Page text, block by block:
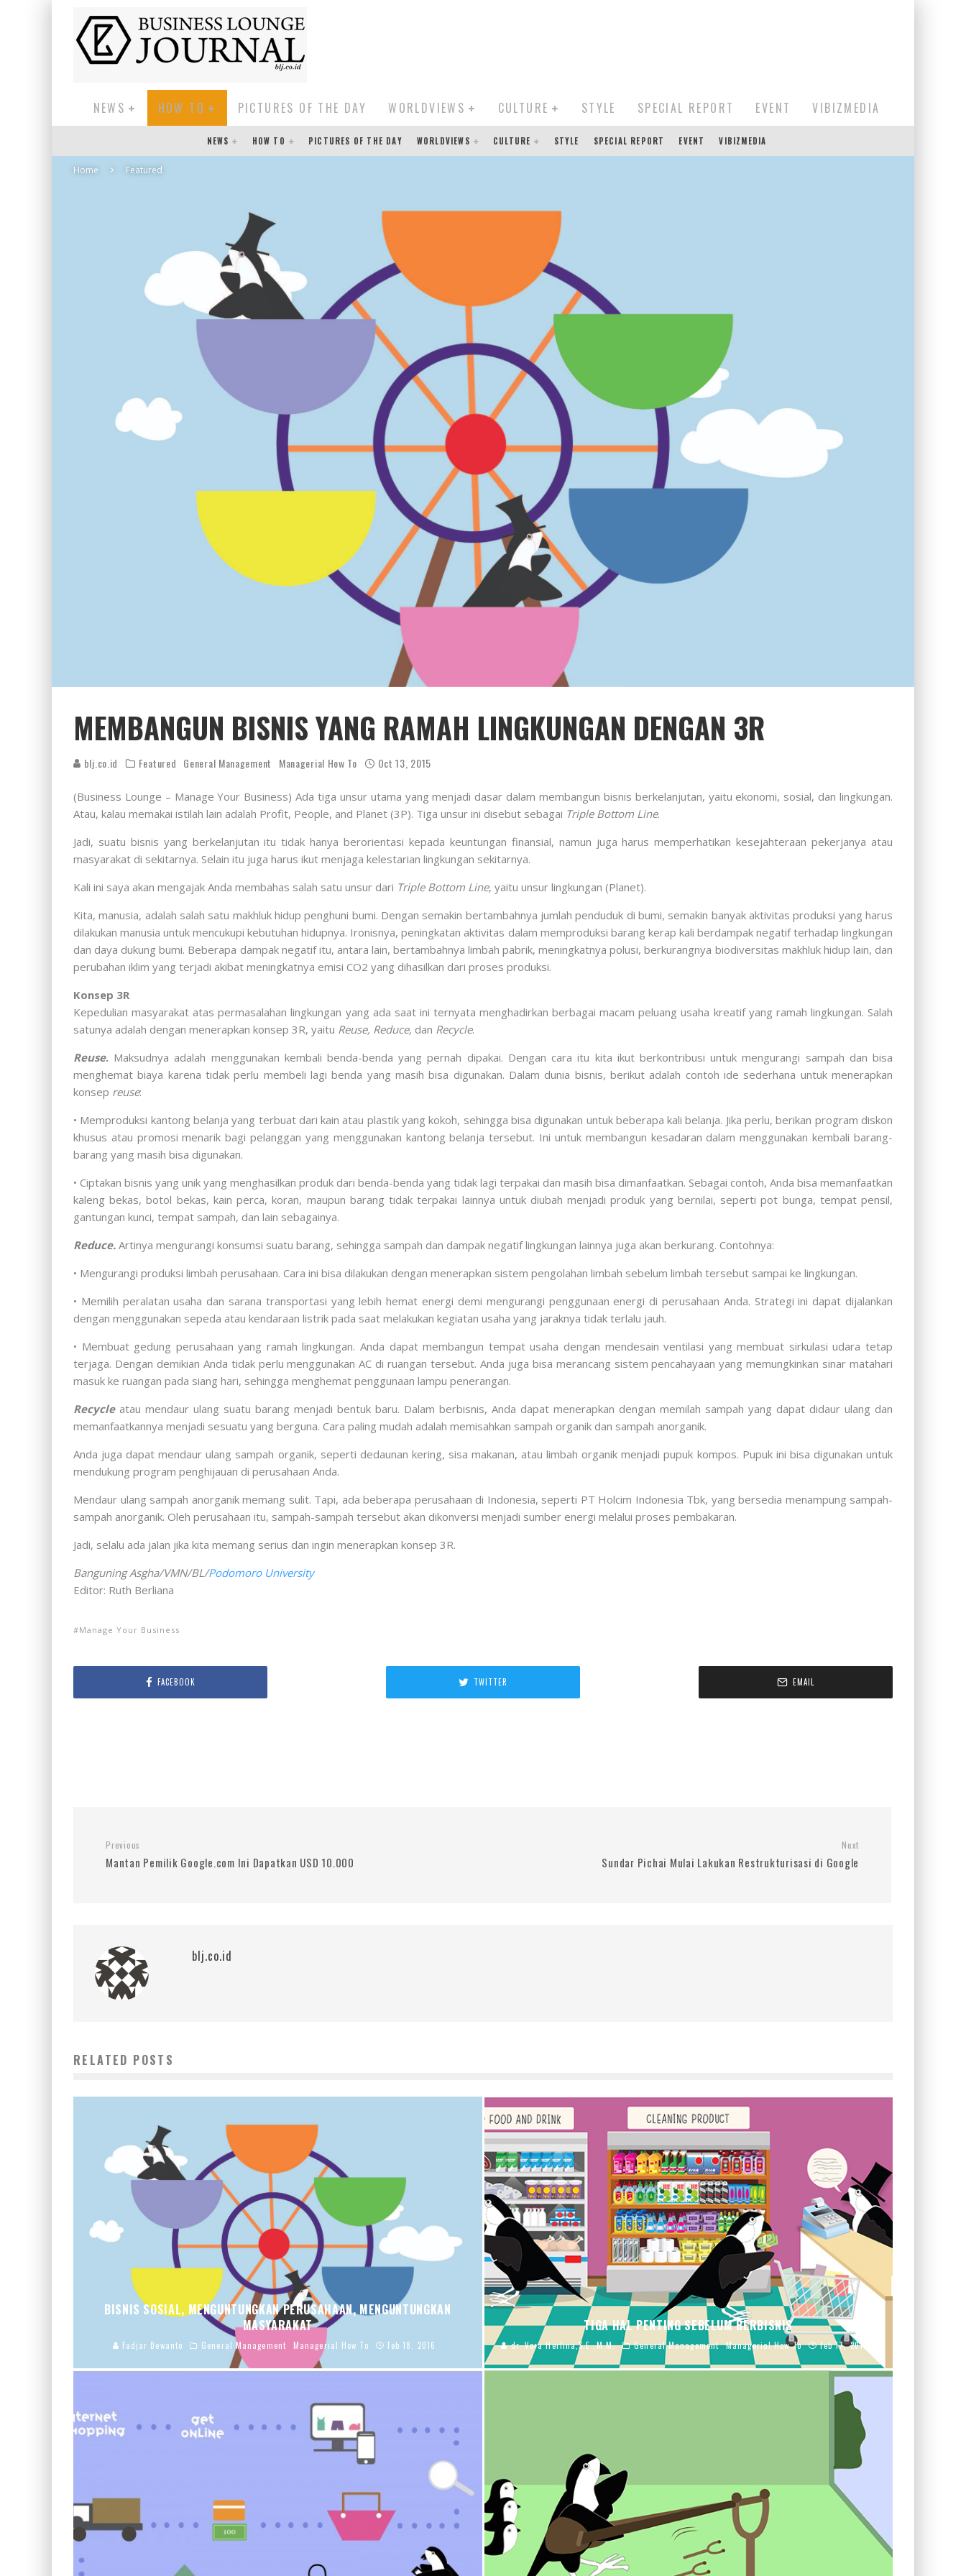
NEWS HOW TO PICTURES OF THE DAY WORLDVIEWS CULTURE STYLE SPECIAL REPORT EVENT VIBIZMEDIA
NEWS HOW TO PICTURES OF THE DAY WORLDVIEWS CULTURE STYLE SPECIAL REPORT EVENT VIBIZMEDIA
Home Featured
MEMBANGUN BISNIS YANG RAMAH LINGKUNGAN DENGAN 3R
blj.co.id Featured General Management Managerial How To Oct 13, 2015
(Business Lounge – Manage Your Business) Ada tiga unsur utama yang menjadi dasar dalam membangun bisnis berkelanjutan, yaitu ekonomi, sosial, dan lingkungan.
Atau, kalau memakai istilah lain adalah Profit, People, and Planet (3P). Tiga unsur ini disebut sebagai Triple Bottom Line.
Jadi, suatu bisnis yang berkelanjutan itu tidak hanya berorientasi kepada keuntungan finansial, namun juga harus memperhatikan kesejahteraan pekerjanya atau
masyarakat di sekitarnya. Selain itu juga harus ikut menjaga kelestarian lingkungan sekitarnya.
Kali ini saya akan mengajak Anda membahas salah satu unsur dari Triple Bottom Line, yaitu unsur lingkungan (Planet).
Kita, manusia, adalah salah satu makhluk hidup penghuni bumi. Dengan semakin bertambahnya jumlah penduduk di bumi, semakin banyak aktivitas produksi yang harus
dilakukan manusia untuk mencukupi kebutuhan hidupnya. Ironisnya, peningkatan aktivitas dalam memproduksi barang kerap kali berdampak negatif terhadap lingkungan
dan daya dukung bumi. Beberapa dampak negatif itu, antara lain, bertambahnya limbah pabrik, meningkatnya polusi, berkurangnya biodiversitas makhluk hidup lain, dan
perubahan iklim yang terjadi akibat meningkatnya emisi CO2 yang dihasilkan dari proses produksi.
Konsep 3R
Kepedulian masyarakat atas permasalahan lingkungan yang ada saat ini ternyata menghadirkan berbagai macam peluang usaha kreatif yang ramah lingkungan. Salah
satunya adalah dengan menerapkan konsep 3R, yaitu Reuse, Reduce, dan Recycle.
Reuse. Maksudnya adalah menggunakan kembali benda-benda yang pernah dipakai. Dengan cara itu kita ikut berkontribusi untuk mengurangi sampah dan bisa
menghemat biaya karena tidak perlu membeli lagi benda yang masih bisa digunakan. Dalam dunia bisnis, berikut adalah contoh ide sederhana untuk menerapkan
konsep reuse:
• Memproduksi kantong belanja yang terbuat dari kain atau plastik yang kokoh, sehingga bisa digunakan untuk beberapa kali belanja. Jika perlu, berikan program diskon
khusus atau promosi menarik bagi pelanggan yang menggunakan kantong belanja tersebut. Ini untuk membangun kesadaran dalam menggunakan kembali barang-
barang yang masih bisa digunakan.
• Ciptakan bisnis yang unik yang menghasilkan produk dari benda-benda yang tidak lagi terpakai dan masih bisa dimanfaatkan. Sebagai contoh, Anda bisa memanfaatkan
kaleng bekas, botol bekas, kain perca, koran, maupun barang tidak terpakai lainnya untuk diubah menjadi produk yang bernilai, seperti pot bunga, tempat pensil,
gantungan kunci, tempat sampah, dan lain sebagainya.
Reduce. Artinya mengurangi konsumsi suatu barang, sehingga sampah dan dampak negatif lingkungan lainnya juga akan berkurang. Contohnya:
• Mengurangi produksi limbah perusahaan. Cara ini bisa dilakukan dengan menerapkan sistem pengolahan limbah sebelum limbah tersebut sampai ke lingkungan.
• Memilih peralatan usaha dan sarana transportasi yang lebih hemat energi demi mengurangi penggunaan energi di perusahaan Anda. Strategi ini dapat dijalankan
dengan menggunakan sepeda atau kendaraan listrik pada saat melakukan kegiatan usaha yang jaraknya tidak terlalu jauh.
• Membuat gedung perusahaan yang ramah lingkungan. Anda dapat membangun tempat usaha dengan mendesain ventilasi yang membuat sirkulasi udara tetap
terjaga. Dengan demikian Anda tidak perlu menggunakan AC di ruangan tersebut. Anda juga bisa merancang sistem pencahayaan yang memungkinkan sinar matahari
masuk ke ruangan pada siang hari, sehingga menghemat penggunaan lampu penerangan.
Recycleatau mendaur ulang suatu barang menjadi bentuk baru. Dalam berbisnis, Anda dapat menerapkan dengan memilah sampah yang dapat didaur ulang dan
memanfaatkannya menjadi sesuatu yang berguna. Cara paling mudah adalah memisahkan sampah organik dan sampah anorganik.
Anda juga dapat mendaur ulang sampah organik, seperti dedaunan kering, sisa makanan, atau limbah organik menjadi pupuk kompos. Pupuk ini bisa digunakan untuk
mendukung program penghijauan di perusahaan Anda.
Mendaur ulang sampah anorganik memang sulit. Tapi, ada beberapa perusahaan di Indonesia, seperti PT Holcim Indonesia Tbk, yang bersedia menampung sampah-
sampah anorganik. Oleh perusahaan itu, sampah-sampah tersebut akan dikonversi menjadi sumber energi melalui proses pembakaran.
Jadi, selalu ada jalan jika kita memang serius dan ingin menerapkan konsep 3R.
Banguning Asgha/VMN/BL/Podomoro University
Editor: Ruth Berliana
Manage Your Business
FACEBOOK TWITTER EMAIL
Previous
Mantan Pemilik Google.com Ini Dapatkan USD 10.000
Next
Sundar Pichai Mulai Lakukan Restrukturisasi di Google
blj.co.id
RELATED POSTS
BISNIS SOSIAL, MENGUNTUNGKAN PERUSAHAAN, MENGUNTUNGKAN
MASYARAKAT
Fadjar Dewanto General Management Managerial How To Feb 18, 2016
TIGA HAL PENTING SEBELUM BERBISNIS
dr. Vera Herlina,S.E.,M.M. General Management Managerial How To Feb 17, 2016